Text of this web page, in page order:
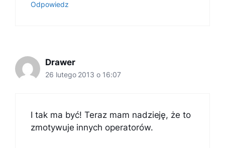
Odpowiedz
Drawer
26 lutego 2013 o 16:07
I tak ma być! Teraz mam nadzieję, że to
zmotywuje innych operatorów.